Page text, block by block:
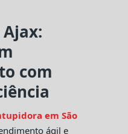
com
em São
ágil e